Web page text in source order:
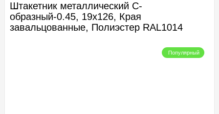
Штакетник металлический С-
образный-0.45, 19х126, Края
завальцованные, Полиэстер RAL1014
Популярный